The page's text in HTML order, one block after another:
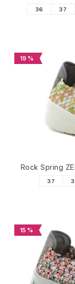
36 37
19 %
Rock Spring
37
15 %